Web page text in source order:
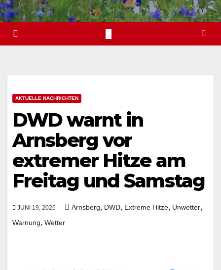
AKTUELLE NACHRICHTEN
DWD warnt in
Arnsberg vor
extremer Hitze am
Freitag und Samstag
JUNI 19, 2026 Arnsberg, DWD, Extreme Hitze, Unwetter,
Warnung, Wetter